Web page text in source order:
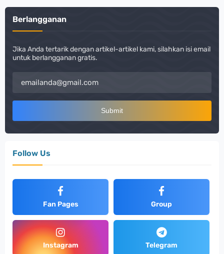
Berlangganan
Jika Anda tertarik dengan artikel-artikel kami, silahkan isi email
untuk berlangganan gratis.
Follow Us
Fan Pages Group
Instagram Telegram